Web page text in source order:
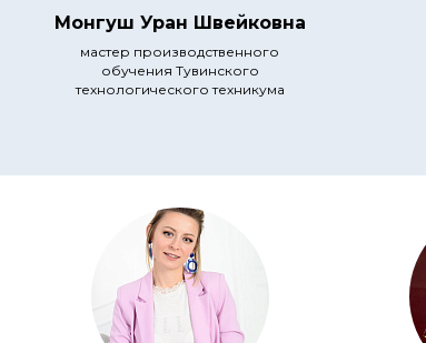
Монгуш Уран Швейковна
мастер производственного
обучения Тувинского
технологического техникума